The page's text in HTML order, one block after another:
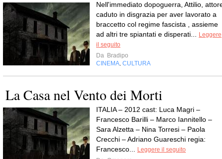
Nell'immediato dopoguerra, Attilio,
caduto in disgrazia per aver lavorato a
braccetto col regime fascista , assieme
ad altri tre spiantati e disperati... Leggere
il seguito
Da Bradipo
CINEMA, CULTURA
La Casa nel Vento dei Morti
ITALIA – 2012 cast: Luca Magri –
Francesco Barilli – Marco Iannitello –
Sara Alzetta – Nina Torresi – Paola
Crecchi – Adriano Guareschi regia:
Francesco... Leggere il seguito